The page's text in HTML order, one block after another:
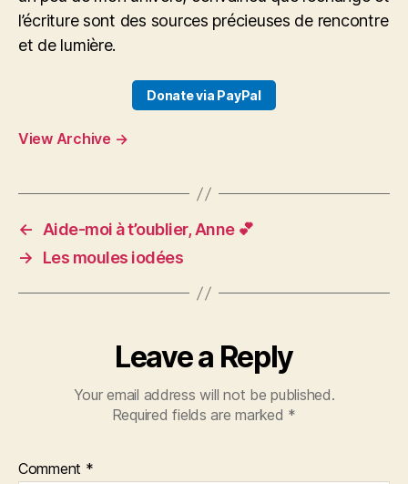
l’écriture sont des sources précieuses de rencontre
et de lumière.
Donate via PayPal
View Archive →
←
Aide-moi à t’oublier, Anne 💕
→
Les moules iodées
Leave a Reply
Your email address will not be published.
Required fields are marked *
Comment *